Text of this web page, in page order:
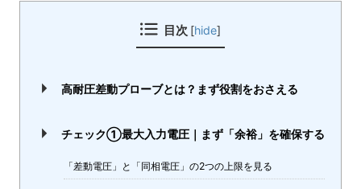
目次 [hide]
高耐圧差動プローブとは？まず役割をおさえる
チェック①最大入力電圧｜まず「余裕」を確保する
「差動電圧」と「同相電圧」の2つの上限を見る